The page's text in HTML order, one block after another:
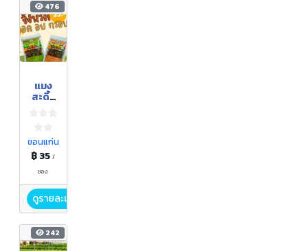
476
แมง
สะดิ้ง
ขอนแก่น
฿ 35/
ซอง
ดูรายละเอียด
242